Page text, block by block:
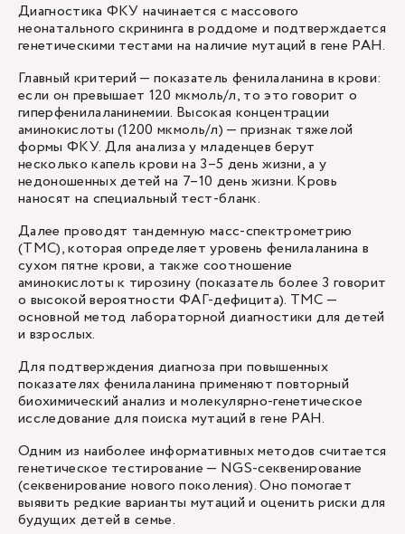
Диагностика ФКУ начинается с массового
неонатального скрининга в роддоме и подтверждается
генетическими тестами на наличие мутаций в гене PAH.
Главный критерий — показатель фенилаланина в крови:
если он превышает 120 мкмоль/л, то это говорит о
гиперфенилаланинемии. Высокая концентрации
аминокислоты (1200 мкмоль/л) — признак тяжелой
формы ФКУ. Для анализа у младенцев берут
несколько капель крови на 3–5 день жизни, а у
недоношенных детей на 7–10 день жизни. Кровь
наносят на специальный тест-бланк.
Далее проводят тандемную масс-спектрометрию
(ТМС), которая определяет уровень фенилаланина в
сухом пятне крови, а также соотношение
аминокислоты к тирозину (показатель более 3 говорит
о высокой вероятности ФАГ-дефицита). ТМС —
основной метод лабораторной диагностики для детей
и взрослых.
Для подтверждения диагноза при повышенных
показателях фенилаланина применяют повторный
биохимический анализ и молекулярно-генетическое
исследование для поиска мутаций в гене PAH.
Одним из наиболее информативных методов считается
генетическое тестирование — NGS-секвенирование
(секвенирование нового поколения). Оно помогает
выявить редкие варианты мутаций и оценить риски для
будущих детей в семье.